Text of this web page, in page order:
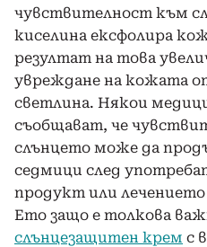
чувствителност към
киселина ексфолира
резултат на това
увреждане на кожата
светлина. Някои
съобщават, че
слънцето може да
седмици след
продукт или лечението
Ето защо е толкова
слънцезащитен крем с